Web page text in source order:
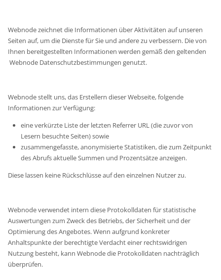
Webnode zeichnet die Informationen über Aktivitäten auf unseren
Seiten auf, um die Dienste für Sie und andere zu verbessern. Die von
Ihnen bereitgestellten Informationen werden gemäß den geltenden
Webnode Datenschutzbestimmungen genutzt.
Webnode stellt uns, das Erstellern dieser Webseite, folgende
Informationen zur Verfügung:
eine verkürzte Liste der letzten Referrer URL (die zuvor von
Lesern besuchte Seiten) sowie
zusammengefasste, anonymisierte Statistiken, die zum Zeitpunkt
des Abrufs aktuelle Summen und Prozentsätze anzeigen.
Diese lassen keine Rückschlüsse auf den einzelnen Nutzer zu.
Webnode verwendet intern diese Protokolldaten für statistische
Auswertungen zum Zweck des Betriebs, der Sicherheit und der
Optimierung des Angebotes. Wenn aufgrund konkreter
Anhaltspunkte der berechtigte Verdacht einer rechtswidrigen
Nutzung besteht, kann Webnode die Protokolldaten nachträglich
überprüfen.